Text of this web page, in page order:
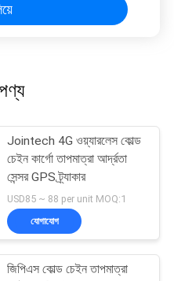
Jointech 4G ওয়্যারলেস কোল্ড
চেইন কার্গো তাপমাত্রা আর্দ্রতা
সেন্সর GPS ট্র্যাকার
USD85 ~ 88 per unit MOQ:1
যোগাযোগ
জিপিএস কোল্ড চেইন তাপমাত্রা